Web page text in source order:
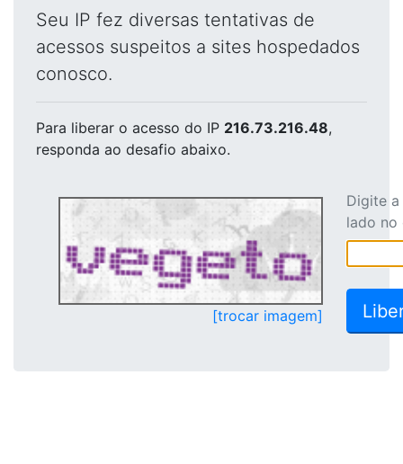
Seu IP fez diversas tentativas de
acessos suspeitos a sites hospedados
conosco.
Para liberar o acesso do IP 216.73.216.48,
responda ao desafio abaixo.
[trocar imagem]
Digite
lado no